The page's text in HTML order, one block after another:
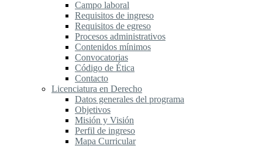
Campo laboral
Requisitos de ingreso
Requisitos de egreso
Procesos administrativos
Contenidos mínimos
Convocatorias
Código de Ética
Contacto
Licenciatura en Derecho
Datos generales del programa
Objetivos
Misión y Visión
Perfil de ingreso
Mapa Curricular